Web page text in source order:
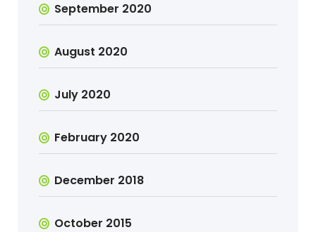
September 2020
August 2020
July 2020
February 2020
December 2018
October 2015